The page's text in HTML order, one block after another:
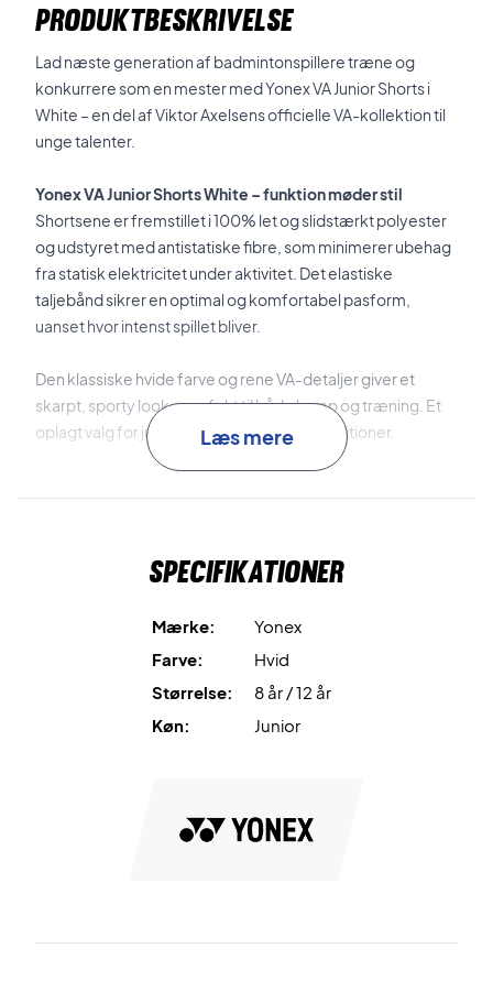
PRODUKTBESKRIVELSE
Lad næste generation af badmintonspillere træne og
konkurrere som en mester med Yonex VA Junior Shorts i
White – en del af Viktor Axelsens officielle VA-kollektion til
unge talenter.
Yonex VA Junior Shorts White – funktion møder stil
Shortsene er fremstillet i 100% let og slidstærkt polyester
og udstyret med antistatiske fibre, som minimerer ubehag
fra statisk elektricitet under aktivitet. Det elastiske
taljebånd sikrer en optimal og komfortabel pasform,
uanset hvor intenst spillet bliver.
Den klassiske hvide farve og rene VA-detaljer giver et
skarpt, sporty look – perfekt til både kamp og træning. Et
oplagt valg for juniorspillere med store ambitioner.
Læs mere
Specifikationer
Mærke:
Yonex
Farve:
Hvid
Størrelse:
8 år / 12 år
Køn:
Junior